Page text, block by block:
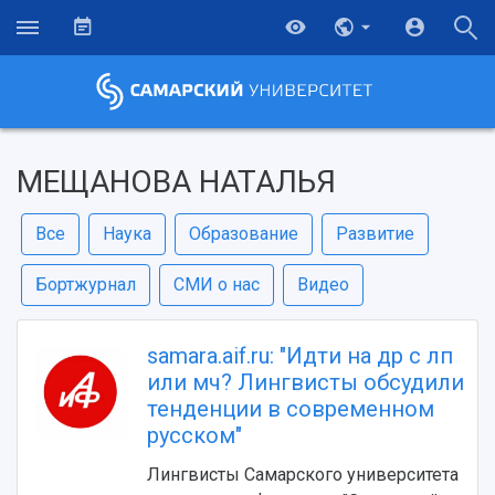
МЕЩАНОВА НАТАЛЬЯ
Все Наука Образование Развитие
Бортжурнал СМИ о нас Видео
samara.aif.ru: "Идти на др с лп
или мч? Лингвисты обсудили
тенденции в современном
русском"
Лингвисты Самарского университета